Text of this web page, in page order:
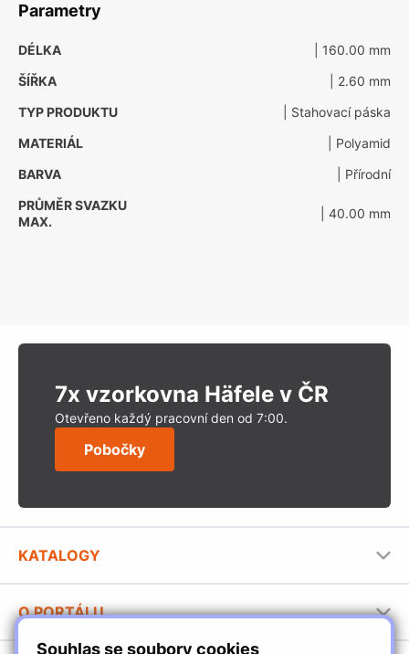
Souhlas se soubory cookies
Parametry
DÉLKA
| 160.00 mm
ŠÍŘKA
| 2.60 mm
TYP PRODUKTU
| Stahovací páska
MATERIÁL
| Polyamid
BARVA
| Přírodní
PRŮMĚR SVAZKU
MAX.
| 40.00 mm
7x vzorkovna Häfele v ČR
Otevřeno každý pracovní den od 7:00.
Pobočky
KATALOGY
Stavební katalog Häfele
O PORTÁLU